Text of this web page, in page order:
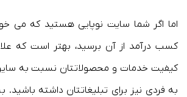
اما اگر شما سایت نوپایی هستید که می
کسب درآمد از آن برسید، بهتر است که
کیفیت خدمات و محصولاتتان نسبت به
به فردی نیز برای تبلیغاتتان داشته باشید.